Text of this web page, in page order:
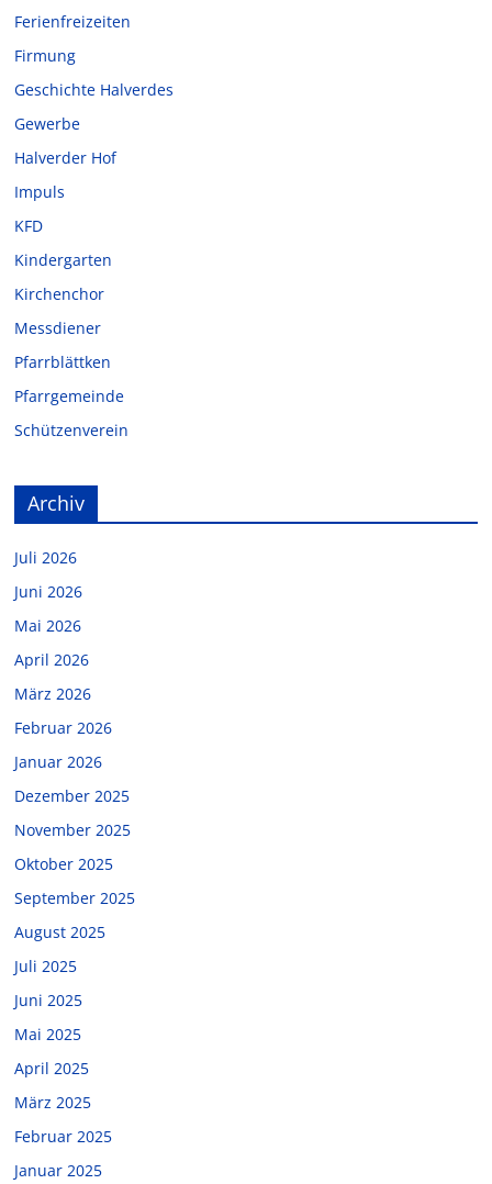
Ferienfreizeiten
Firmung
Geschichte Halverdes
Gewerbe
Halverder Hof
Impuls
KFD
Kindergarten
Kirchenchor
Messdiener
Pfarrblättken
Pfarrgemeinde
Schützenverein
Archiv
Juli 2026
Juni 2026
Mai 2026
April 2026
März 2026
Februar 2026
Januar 2026
Dezember 2025
November 2025
Oktober 2025
September 2025
August 2025
Juli 2025
Juni 2025
Mai 2025
April 2025
März 2025
Februar 2025
Januar 2025